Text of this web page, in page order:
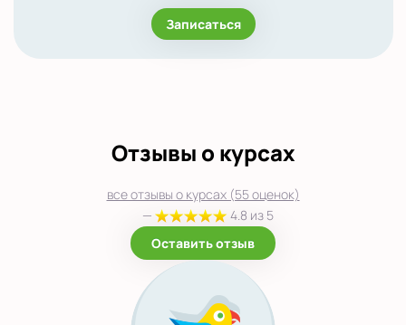
Записаться
Отзывы о курсах
все отзывы о курсах (55 оценок)
—
4.8 из 5
Оставить отзыв